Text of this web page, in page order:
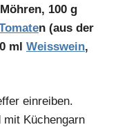
100 g
n (aus der
ml Weisswein,
einreiben.
mit Küchengarn